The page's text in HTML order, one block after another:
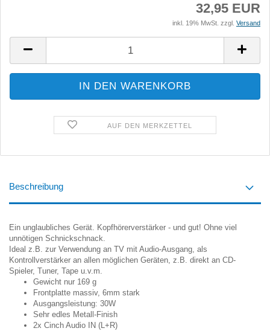
32,95 EUR
inkl. 19% MwSt. zzgl. Versand
AUF DEN MERKZETTEL
Beschreibung
Ein unglaubliches Gerät. Kopfhörerverstärker - und gut! Ohne viel
unnötigen Schnickschnack.
Ideal z.B. zur Verwendung an TV mit Audio-Ausgang, als
Kontrollverstärker an allen möglichen Geräten, z.B. direkt an CD-
Spieler, Tuner, Tape u.v.m.
Gewicht nur 169 g
Frontplatte massiv, 6mm stark
Ausgangsleistung: 30W
Sehr edles Metall-Finish
2x Cinch Audio IN (L+R)